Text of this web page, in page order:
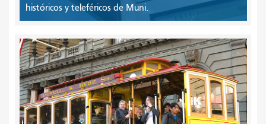
históricos y teleféricos de Muni.